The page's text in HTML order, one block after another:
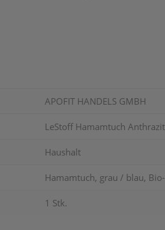
APOFIT HANDELS GMBH
LeStoff Hamamtuch
Haushalt
Hamamtuch, grau / blau,
1 Stk.